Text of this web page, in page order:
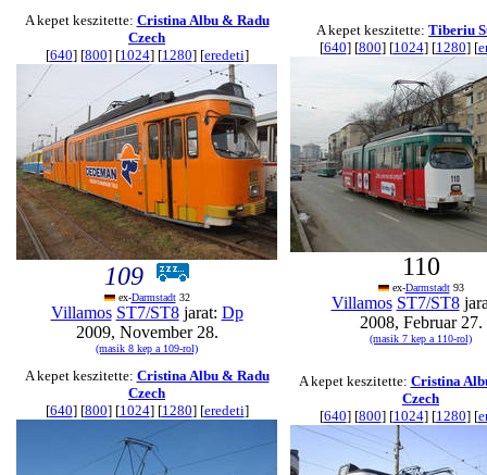
A kepet keszitette: Cristina Albu & Radu
Czech
[640] [800] [1024] [1280] [eredeti]
109
ex-Darmstadt32
Villamos ST7/ST8jarat: Dp
2009, November 28.
(masik 8 kep a 109-rol)
A kepet keszitette: Tiberiu
[640] [800] [1024] [1280] [
110
ex-Darmstadt93
Villamos ST7/ST8
2008, Februar 27.
(masik 7 kep a 110-rol)
A kepet keszitette: Cristina Albu & Radu
Czech
[640] [800] [1024] [1280] [eredeti]
A kepet keszitette: Cristina
Czech
[640] [800] [1024] [1280] [